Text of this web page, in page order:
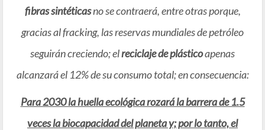
fibras sintéticasno se contraerá, entre otras porque,
gracias al fracking, las reservas mundiales de petróleo
seguirán creciendo; elreciclaje de plásticoapenas
alcanzará el 12% de su consumo total; en consecuencia:
Para 2030 la huella ecológica rozará la barrera de 1.5
veces la biocapacidad del planeta y; por lo tanto, el